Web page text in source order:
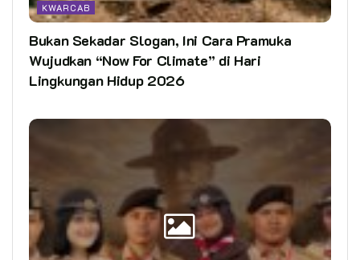
KWARCAB
Bukan Sekadar Slogan, Ini Cara Pramuka
Wujudkan “Now For Climate” di Hari
Lingkungan Hidup 2026